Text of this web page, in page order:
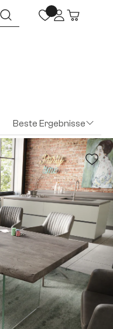
Beste Ergebnisse